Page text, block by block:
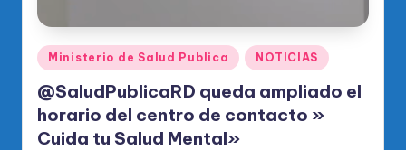
Publicado
en
Ministerio de Salud Publica NOTICIAS
@SaludPublicaRD queda ampliado el
horario del centro de contacto »
Cuida tu Salud Mental»